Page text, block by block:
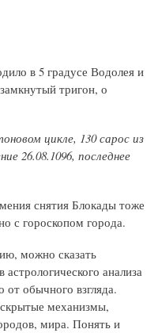
в 5 градусе Водолея и
тригон, о
цикле, 130 сарос из
26.08.1096, последнее
снятия Блокады тоже
с гороскопом города.
можно сказать
анализа
от обычного взгляда.
скрытые механизмы,
мира. Понять и